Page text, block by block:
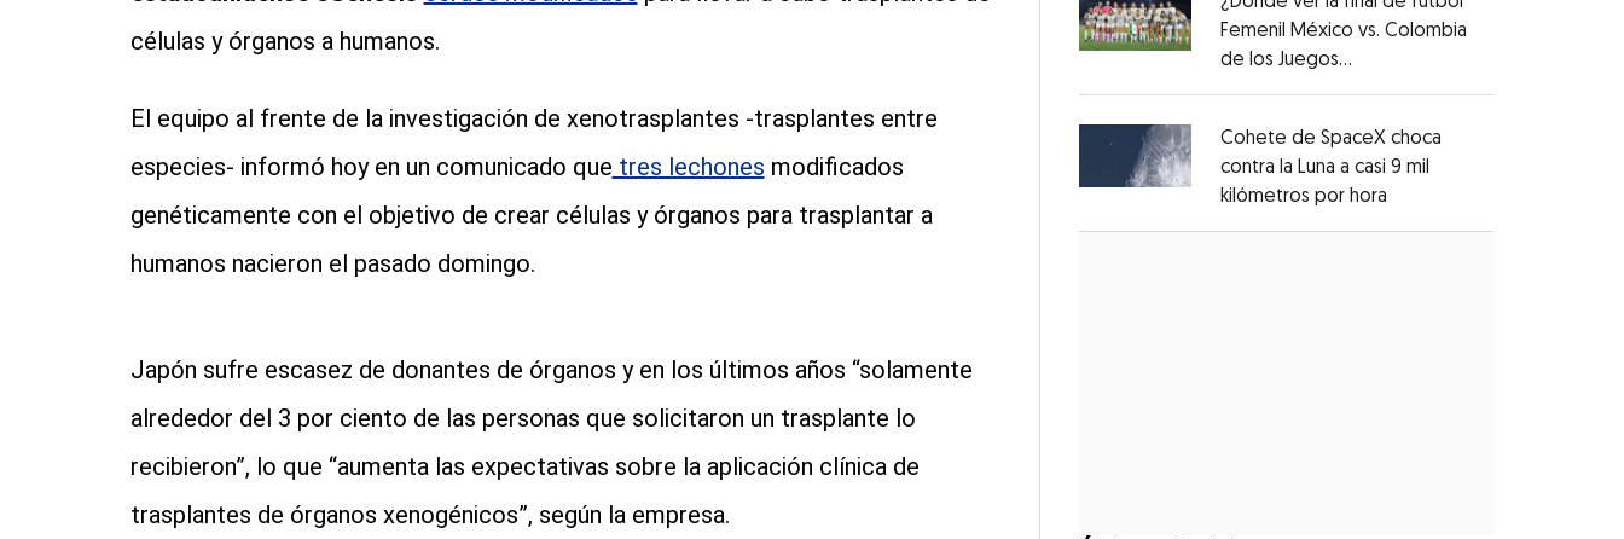
células y órganos a humanos.
El equipo al frente de la investigación de xenotrasplantes -trasplantes entre
especies- informó hoy en un comunicado que tres lechones modificados
genéticamente con el objetivo de crear células y órganos para trasplantar a
humanos nacieron el pasado domingo.
Japón sufre escasez de donantes de órganos y en los últimos años “solamente
alrededor del 3 por ciento de las personas que solicitaron un trasplante lo
recibieron”, lo que “aumenta las expectativas sobre la aplicación clínica de
trasplantes de órganos xenogénicos”, según la empresa.
Opens in new window
Femenil México vs. Colombia
de los Juegos
Opens in new window
Cohete de SpaceX choca
contra la Luna a casi 9 mil
kilómetros por hora